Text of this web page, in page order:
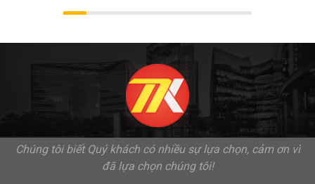
Chúng tôi biết Quý khách có nhiều sự lựa chọn, cảm ơn vì
đã lựa chọn chúng tôi!